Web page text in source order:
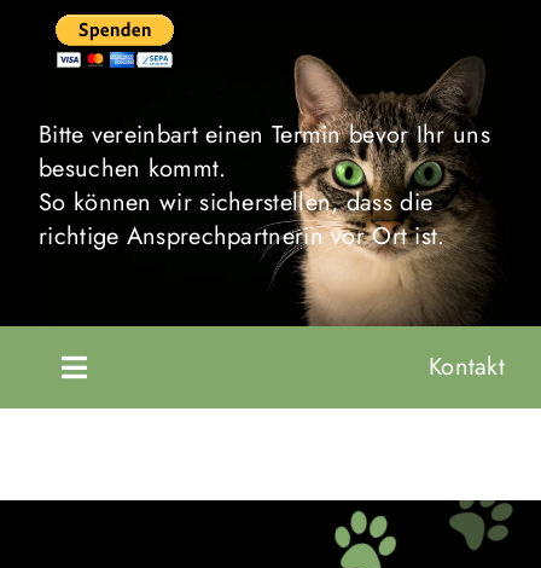
Bitte vereinbart einen Termin bevor Ihr uns
besuchen kommt.
So können wir sicherstellen, dass die
richtige Ansprechpartnerin vor Ort ist.
Toggle
Kontakt